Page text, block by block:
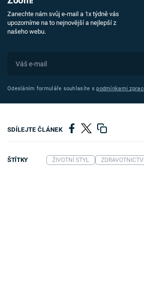
Zanechte nám svůj e-mail a 1x týdně vás
upozorníme na to nejnovější a nejlepší z
našeho webu.
Odesláním formuláře souhlasíte spodmínkami
SDÍLEJTE ČLÁNEK
ŠTÍTKY ŽIVOTNÍ STYL ZDRAVOTNICTVÍ